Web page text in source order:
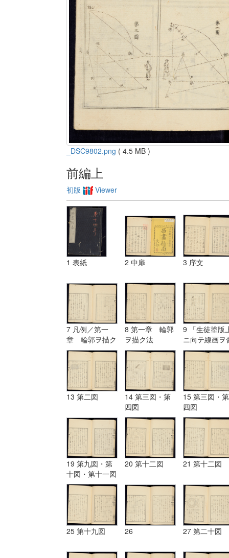
_DSC9802.png ( 4.5 MB )
前編上
初版 Viewer
1 表紙 2 中扉 3 序文
7 凡例／第一
章 輪郭ヲ描ク
法
8 第一章 輪郭
ヲ描ク法
9 「生徒塗版
ニ向テ線画ヲ
フ図」
13 第二図
14 第三図・第
四図
15 第三図・第
四図
19 第九図・第
十図・第十一図
20 第十二図 21 第十二図
25 第十九図 26 27 第二十図